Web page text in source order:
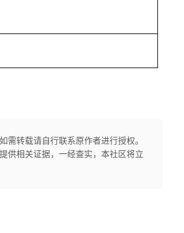
需转载请自行联系原作者进行授权。
供相关证据，一经查实，本社区将立